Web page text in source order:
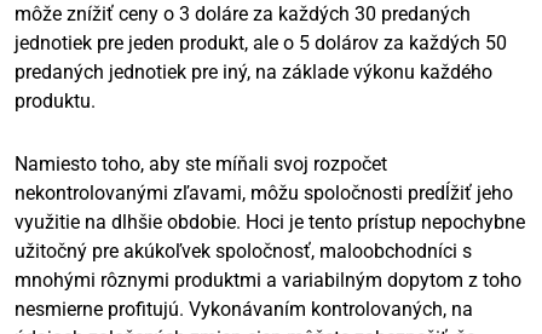
môže znížiť ceny o 3 doláre za každých 30 predaných
jednotiek pre jeden produkt, ale o 5 dolárov za každých 50
predaných jednotiek pre iný, na základe výkonu každého
produktu.
Namiesto toho, aby ste míňali svoj rozpočet
nekontrolovanými zľavami, môžu spoločnosti predĺžiť jeho
využitie na dlhšie obdobie. Hoci je tento prístup nepochybne
užitočný pre akúkoľvek spoločnosť, maloobchodníci s
mnohými rôznymi produktmi a variabilným dopytom z toho
nesmierne profitujú. Vykonávaním kontrolovaných, na